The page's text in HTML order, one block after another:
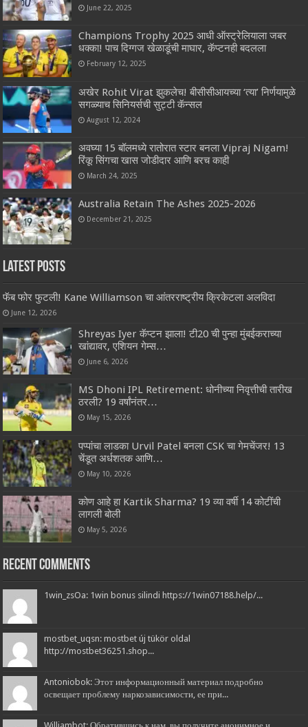
June 22, 2025
Champions Trophy 2025 आधी ऑस्ट्रेलियाला जबर
धक्का! पाच दिग्गज खेळाडूंची माघार, कॅप्टनही बदलला
February 12, 2025
अखेर Rohit Virat झुकलेच! बीसीसीआयच्या ‘त्या’ निर्णयामुळे
सगळ्याच सिनियर्सची सुट्टी कॅन्सल
August 12, 2024
अवघ्या 15 बॉलमध्ये रातोरात स्टार बनला Vipraj Nigam!
रिंकू सिंगचा खास जोडीदार आणि बरच काही
March 24, 2025
Australia Retain The Ashes 2025-2026
December 21, 2025
Latest Posts
फॅब फोर फुटली! Kane Williamson चा आंतरराष्ट्रीय क्रिकेटला अलविदा
June 12, 2026
Shreyas Iyer कॅप्टन झाला! टी20 ची पुन्हा मुंबईकराच्या
खांद्यावर, एशियन गेम्स…
June 6, 2026
MS Dhoni IPL Retirement: धोनीच्या निवृत्तीची तारीख
ठरली? 19 वर्षांनंतर…
May 15, 2026
पप्पांचा लाडका Urvil Patel बनला CSK चा गेमचेंजर! 13
चेंडूत अर्धशतक आणि…
May 10, 2026
कोण आहे हा Kartik Sharma? 19 व्या वर्षी 14 कोटींची
लागली बोली
May 5, 2026
Recent Comments
1win_zsOa: 1win bonus silindi https://1win07188.help/...
mostbet_uqsn: mostbet új tükör oldal
http://mostbet36251.shop...
Antoniobok: Этот информационный материал подробно
освещает проблему наркозависимости, ее при...